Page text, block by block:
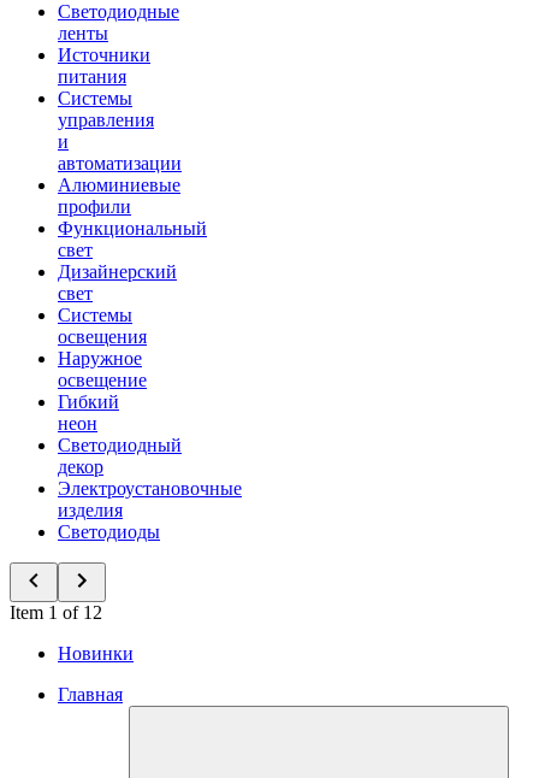
Светодиодные
ленты
Источники
питания
Системы
управления
и
автоматизации
Алюминиевые
профили
Функциональный
свет
Дизайнерский
свет
Системы
освещения
Наружное
освещение
Гибкий
неон
Светодиодный
декор
Электроустановочные
изделия
Светодиоды
Item 1 of 12
Новинки
Главная